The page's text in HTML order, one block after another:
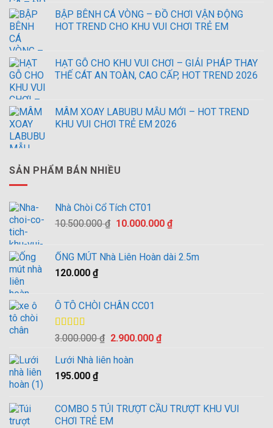
BẬP BÊNH CÁ VÒNG – ĐỒ CHƠI VẬN ĐỘNG
HOT TREND CHO KHU VUI CHƠI TRẺ EM
HẠT GỖ CHO KHU VUI CHƠI – GIẢI PHÁP THAY
THẾ CÁT AN TOÀN, CAO CẤP, HOT TREND 2026
MÂM XOAY LABUBU MẪU MỚI – HOT TREND
KHU VUI CHƠI TRẺ EM 2026
SẢN PHẨM BÁN NHIỀU
Nhà Chòi Cổ Tích CT01
10.500.000₫ Giá
10.500.000 ₫.
10.000.000 ₫Giá
là:
ỐNG MÚT Nhà Liên Hoàn dài 2.5m
120.000 ₫
Ô TÔ CHÒI CHÂN CC01
Được xếp
5 sao
3.000.000₫ Giá
là:
2.900.000 ₫Giá
Lưới Nhà liên hoàn
195.000 ₫
COMBO 5 TÚI TRƯỢT CẦU TRƯỢT KHU VUI
CHƠI TRẺ EM